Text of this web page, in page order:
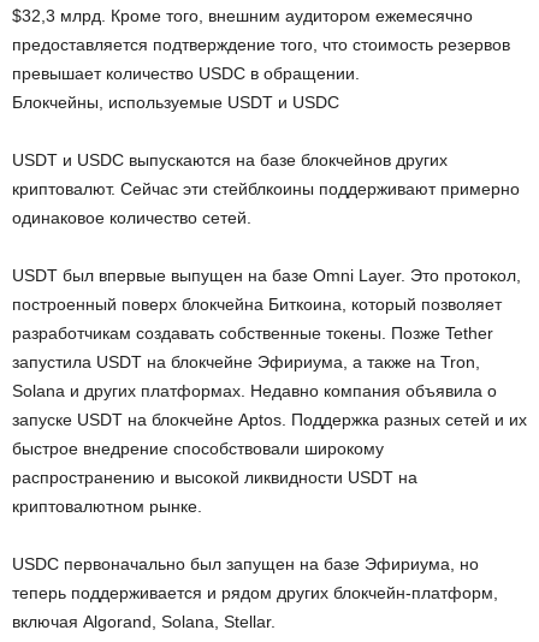
$32,3 млрд. Кроме того, внешним аудитором ежемесячно
предоставляется подтверждение того, что стоимость резервов
превышает количество USDC в обращении.
Блокчейны, используемые USDT и USDC
USDT и USDC выпускаются на базе блокчейнов других
криптовалют. Сейчас эти стейблкоины поддерживают примерно
одинаковое количество сетей.
USDT был впервые выпущен на базе Omni Layer. Это протокол,
построенный поверх блокчейна Биткоина, который позволяет
разработчикам создавать собственные токены. Позже Tether
запустила USDT на блокчейне Эфириума, а также на Tron,
Solana и других платформах. Недавно компания объявила о
запуске USDT на блокчейне Aptos. Поддержка разных сетей и их
быстрое внедрение способствовали широкому
распространению и высокой ликвидности USDT на
криптовалютном рынке.
USDC первоначально был запущен на базе Эфириума, но
теперь поддерживается и рядом других блокчейн-платформ,
включая Algorand, Solana, Stellar.